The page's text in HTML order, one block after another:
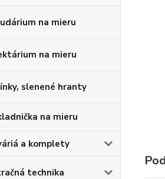
na mieru
na mieru
slenené hranty
na mieru
a komplety
technika